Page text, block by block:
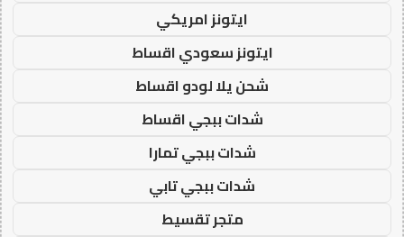
ايتونز امريكي
ايتونز سعودي اقساط
شحن يلا لودو اقساط
شدات ببجي اقساط
شدات ببجي تمارا
شدات ببجي تابي
متجر تقسيط